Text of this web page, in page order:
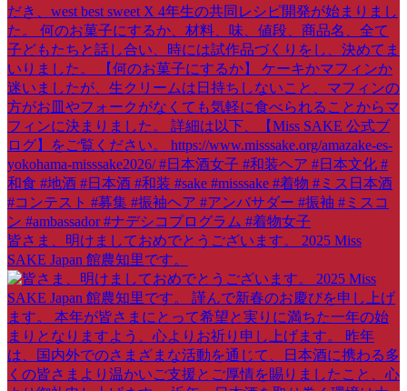
皆さま、明けましておめでとうございます。 2025 Miss
SAKE Japan 館農知里です。